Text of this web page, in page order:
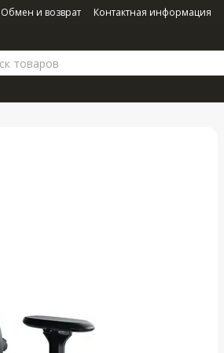
Обмен и возврат Контактная информация